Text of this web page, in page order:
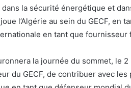
la sécurité énergétique et
l’Algérie au sein du GECF, en
en tant que fournisseur
la journée du sommet, le 2
du GECF, de contribuer avec